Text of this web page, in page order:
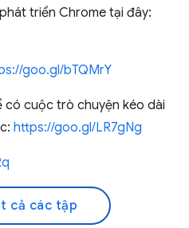
triển Chrome tại đây:
goo.gl/bTQMrY
có cuộc trò chuyện kéo dài
https://goo.gl/LR7gNg
cả các tập